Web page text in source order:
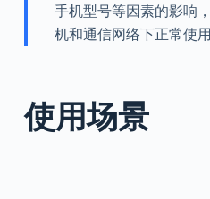
手机型号等因素的影响
机和通信网络下正常使用
使用场景